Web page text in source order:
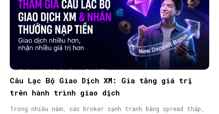
Câu Lạc Bộ Giao Dịch XM: Gia tăng giá trị
trên hành trình giao dịch
Trong nhiều năm, các broker cạnh tranh bằng spread thấp,